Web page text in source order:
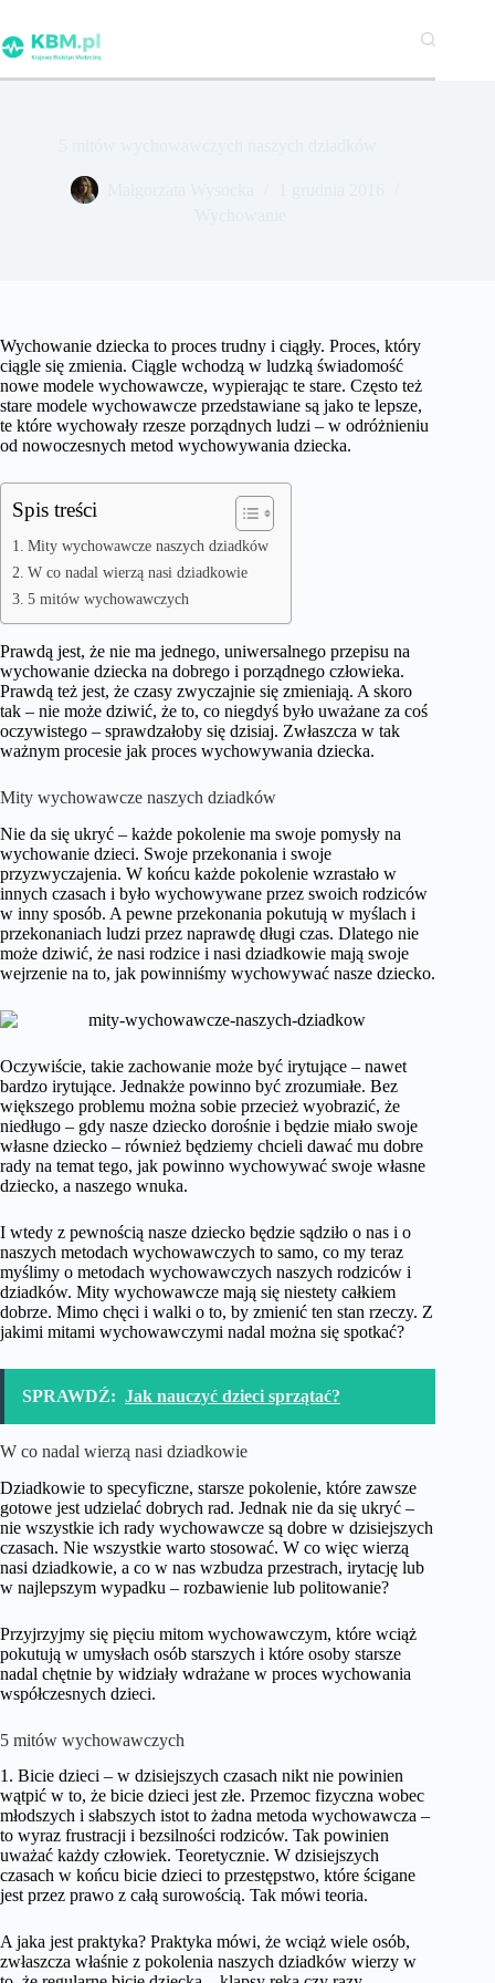
treści
Wychowanie dziecka to proces trudny i ciągły. Proces, który
ciągle się zmienia. Ciągle wchodzą w ludzką świadomość
nowe modele wychowawcze, wypierając te stare. Często też
stare modele wychowawcze przedstawiane są jako te lepsze,
te które wychowały rzesze porządnych ludzi – w odróżnieniu
od nowoczesnych metod wychowywania dziecka.
Spis treści
Mity wychowawcze naszych dziadków
W co nadal wierzą nasi dziadkowie
5 mitów wychowawczych
Prawdą jest, że nie ma jednego, uniwersalnego przepisu na
wychowanie dziecka na dobrego i porządnego człowieka.
Prawdą też jest, że czasy zwyczajnie się zmieniają. A skoro
tak – nie może dziwić, że to, co niegdyś było uważane za coś
oczywistego – sprawdzałoby się dzisiaj. Zwłaszcza w tak
ważnym procesie jak proces wychowywania dziecka.
Mity wychowawcze naszych dziadków
Nie da się ukryć – każde pokolenie ma swoje pomysły na
wychowanie dzieci. Swoje przekonania i swoje
przyzwyczajenia. W końcu każde pokolenie wzrastało w
innych czasach i było wychowywane przez swoich rodziców
w inny sposób. A pewne przekonania pokutują w myślach i
przekonaniach ludzi przez naprawdę długi czas. Dlatego nie
może dziwić, że nasi rodzice i nasi dziadkowie mają swoje
wejrzenie na to, jak powinniśmy wychowywać nasze dziecko.
Oczywiście, takie zachowanie może być irytujące – nawet
bardzo irytujące. Jednakże powinno być zrozumiałe. Bez
większego problemu można sobie przecież wyobrazić, że
niedługo – gdy nasze dziecko dorośnie i będzie miało swoje
własne dziecko – również będziemy chcieli dawać mu dobre
rady na temat tego, jak powinno wychowywać swoje własne
dziecko, a naszego wnuka.
I wtedy z pewnością nasze dziecko będzie sądziło o nas i o
naszych metodach wychowawczych to samo, co my teraz
myślimy o metodach wychowawczych naszych rodziców i
dziadków. Mity wychowawcze mają się niestety całkiem
dobrze. Mimo chęci i walki o to, by zmienić ten stan rzeczy. Z
jakimi mitami wychowawczymi nadal można się spotkać?
SPRAWDŹ: Jak nauczyć dzieci sprzątać?
W co nadal wierzą nasi dziadkowie
Dziadkowie to specyficzne, starsze pokolenie, które zawsze
gotowe jest udzielać dobrych rad. Jednak nie da się ukryć –
nie wszystkie ich rady wychowawcze są dobre w dzisiejszych
czasach. Nie wszystkie warto stosować. W co więc wierzą
nasi dziadkowie, a co w nas wzbudza przestrach, irytację lub
w najlepszym wypadku – rozbawienie lub politowanie?
Przyjrzyjmy się pięciu mitom wychowawczym, które wciąż
pokutują w umysłach osób starszych i które osoby starsze
nadal chętnie by widziały wdrażane w proces wychowania
współczesnych dzieci.
5 mitów wychowawczych
1. Bicie dzieci – w dzisiejszych czasach nikt nie powinien
wątpić w to, że bicie dzieci jest złe. Przemoc fizyczna wobec
młodszych i słabszych istot to żadna metoda wychowawcza –
to wyraz frustracji i bezsilności rodziców. Tak powinien
uważać każdy człowiek. Teoretycznie. W dzisiejszych
czasach w końcu bicie dzieci to przestępstwo, które ścigane
jest przez prawo z całą surowością. Tak mówi teoria.
A jaka jest praktyka? Praktyka mówi, że wciąż wiele osób,
zwłaszcza właśnie z pokolenia naszych dziadków wierzy w